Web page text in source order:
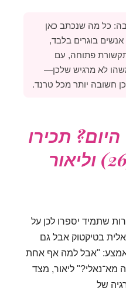
כל מה שנכתב כאן
אנשים בוגרים בלבד,
פתוחה, עם
לא מרגיש שלכן—
חשובה יותר מכל טרנד.
תכירו
את נועה (26) וליאור
שתמיד יספרו לכן על
בטיקטוק אבל גם
"אבל למה אף אחת
ליאור, מצד
של